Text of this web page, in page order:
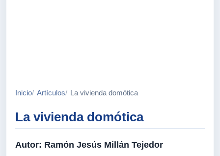
Inicio Artículos La vivienda domótica
La vivienda domótica
Autor: Ramón Jesús Millán Tejedor